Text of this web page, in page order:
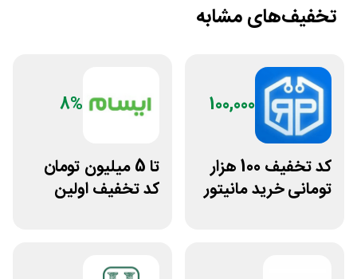
تخفیف‌های مشابه
100,000
کد تخفیف 100 هزار
تومانی خرید مانیتور
8%
تا 5 میلیون تومان
کد تخفیف اولین